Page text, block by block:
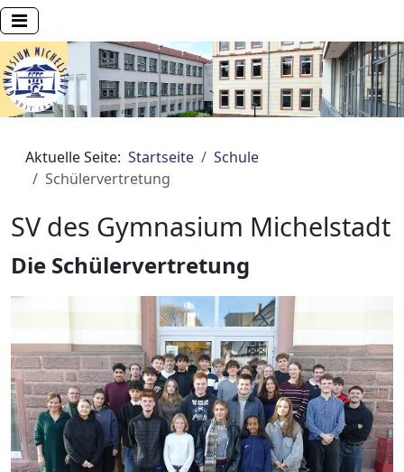
Aktuelle Seite: Startseite
Schule
Schülervertretung
SV des Gymnasium Michelstadt
Die Schülervertretung